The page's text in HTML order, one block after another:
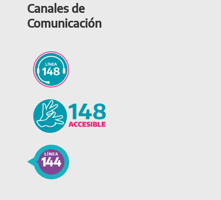
Canales de
Comunicación